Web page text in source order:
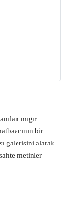
mıgır
bir
galerisini alarak
metinler